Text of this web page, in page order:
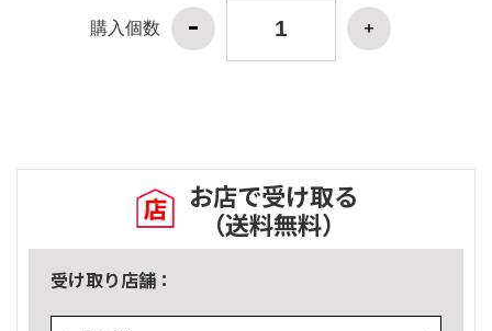
購入個数
お店で受け取る
（送料無料）
受け取り店舗：